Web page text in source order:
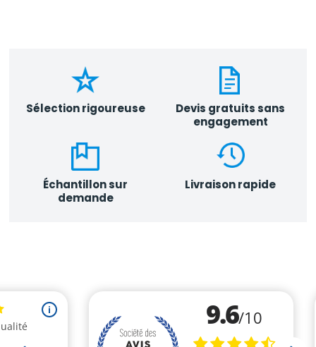
Sélection rigoureuse
Devis gratuits sans
engagement
Échantillon sur
demande
Livraison rapide